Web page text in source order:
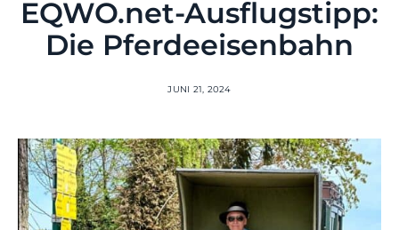
EQWO.net-Ausflugstipp:
Die Pferdeeisenbahn
JUNI 21, 2024